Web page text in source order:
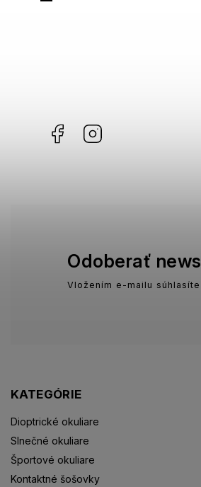
Facebook
KATEGÓRIE
Dioptrické okuliare
Slnečné okuliare
Športové okuliare
Kontaktné šošovky
Odoberať
Vložením e-mailu